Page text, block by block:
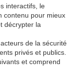
interactifs, le
contenu pour mieux
décrypter la
de la sécurité
privés et publics.
et comprend